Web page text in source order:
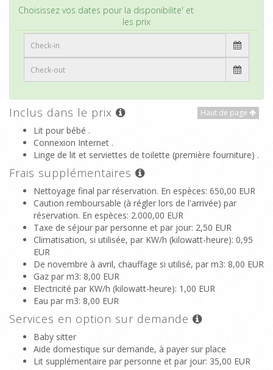
Choisissez vos dates pour la disponibilite' et
les prix
Haut de page
Inclus dans le prix
Lit pour bébé .
Connexion Internet .
Linge de lit et serviettes de toilette (première fourniture) .
Frais supplémentaires
Nettoyage final par réservation. En espèces: 650,00 EUR
Caution remboursable (à régler lors de l'arrivée) par
réservation. En espèces: 2.000,00 EUR
Taxe de séjour par personne et par jour: 2,50 EUR
Climatisation, si utilisée, par KW/h (kilowatt-heure): 0,95
EUR
De novembre à avril, chauffage si utilisé, par m3: 8,00 EUR
Gaz par m3: 8,00 EUR
Electricité par KW/h (kilowatt-heure): 1,00 EUR
Eau par m3: 8,00 EUR
Services en option sur demande
Baby sitter
Aide domestique sur demande, à payer sur place
Lit supplémentaire par personne et par jour: 35,00 EUR